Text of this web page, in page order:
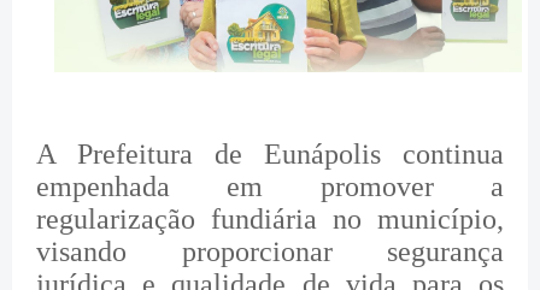
A Prefeitura de Eunápolis continua
empenhada em promover a
regularização fundiária no município,
visando proporcionar segurança
jurídica e qualidade de vida para os